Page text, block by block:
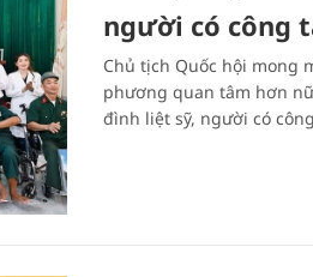
người có công
Chủ tịch Quốc hội mong
phương quan tâm hơn
đình liệt sỹ, người có